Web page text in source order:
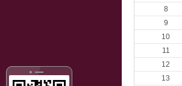
8
9
10
11
12
13